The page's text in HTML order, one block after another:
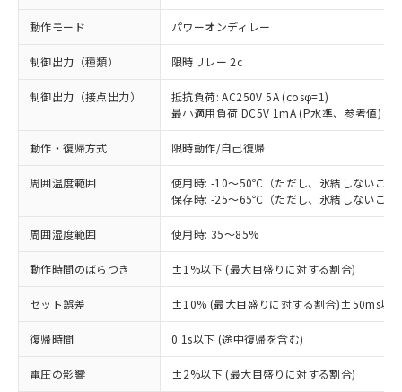
動作モード パワーオンディレー
制御出力（種類） 限時リレー 2c
制御出力（接点出力）
抵抗負荷: AC250V 5A (cosφ=1)
最小適用負荷 DC5V 1mA (P水準、参考値)
動作・復帰方式 限時動作/自己復帰
周囲温度範囲
使用時: -10～50℃（ただし、氷結しないこと
保存時: -25～65℃（ただし、氷結しないこと
周囲湿度範囲 使用時: 35～85%
動作時間のばらつき ±1%以下 (最大目盛りに対する割合)
セット誤差 ±10% (最大目盛りに対する割合)±50ms以下
復帰時間 0.1s以下 (途中復帰を含む)
電圧の影響 ±2%以下 (最大目盛りに対する割合)
※1 対応状況